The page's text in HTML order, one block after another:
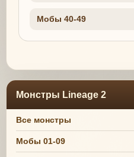
Мобы 40-49
Монстры Lineage 2
Все монстры
Мобы 01-09